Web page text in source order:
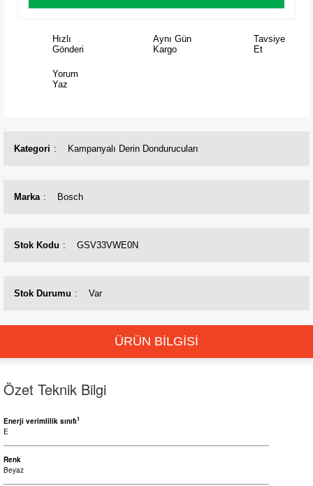
Kategori Kampanyalı Derin Dondurucuları
Marka Bosch
Stok Kodu GSV33VWE0N
Stok Durumu Var
Hızlı
Gönderi
Aynı Gün
Kargo
Tavsiye
Et
Yorum
Yaz
ÜRÜN BİLGİSİ
Özet Teknik Bilgi
Enerji verimlilik sınıfı1
E
Renk
Beyaz